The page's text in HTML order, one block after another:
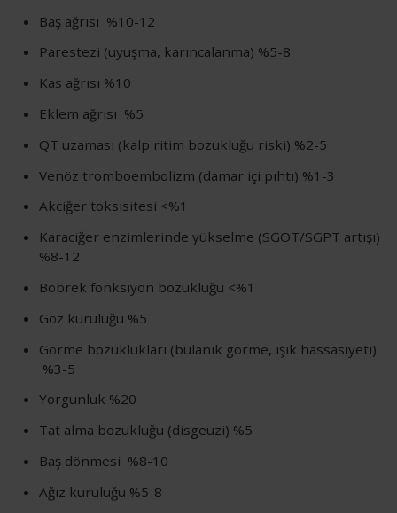
Baş ağrısı %10-12
Parestezi (uyuşma, karıncalanma) %5-8
Kas ağrısı %10
Eklem ağrısı %5
QT uzaması (kalp ritim bozukluğu riski) %2-5
Venöz tromboembolizm (damar içi pıhtı) %1-3
Akciğer toksisitesi <%1
Karaciğer enzimlerinde yükselme (SGOT/SGPT artışı)
%8-12
Böbrek fonksiyon bozukluğu <%1
Göz kuruluğu %5
Görme bozuklukları (bulanık görme, ışık hassasiyeti)
%3-5
Yorgunluk %20
Tat alma bozukluğu (disgeuzi) %5
Baş dönmesi %8-10
Ağız kuruluğu %5-8